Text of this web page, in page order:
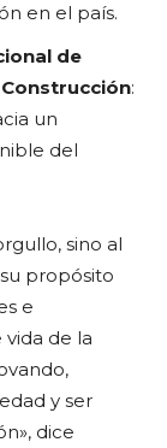
en el país.
de
:
un
del
sino al
propósito
e
de la
y ser
dice